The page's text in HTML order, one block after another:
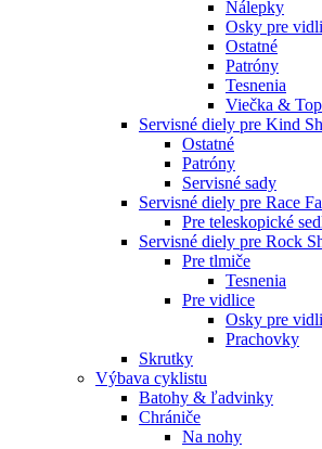
Nálepky
Osky pre
Ostatné
Patróny
Tesnenia
Viečka &
Servisné diely pre Kind
Ostatné
Patróny
Servisné sady
Servisné diely pre Race
Pre teleskopické
Servisné diely pre Rock
Pre tlmiče
Tesnenia
Pre vidlice
Osky pre
Prachovky
Skrutky
Výbava cyklistu
Batohy & ľadvinky
Chrániče
Na nohy